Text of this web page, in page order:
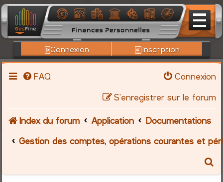
Connexion Inscription
FAQ
Connexion
S’enregistrer sur le forum
Index du forum Application
Documentations
Gestion des comptes, opérations courantes et